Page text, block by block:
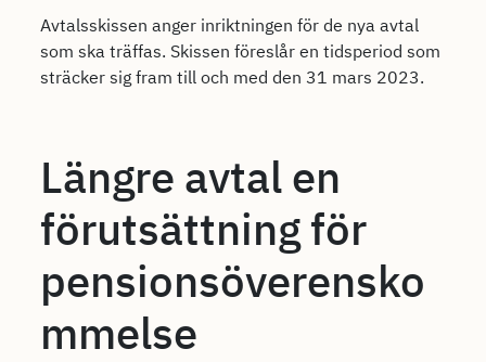
Avtalsskissen anger inriktningen för de nya avtal
som ska träffas. Skissen föreslår en tidsperiod som
sträcker sig fram till och med den 31 mars 2023.
Längre avtal en
förutsättning för
pensionsöverensko
mmelse